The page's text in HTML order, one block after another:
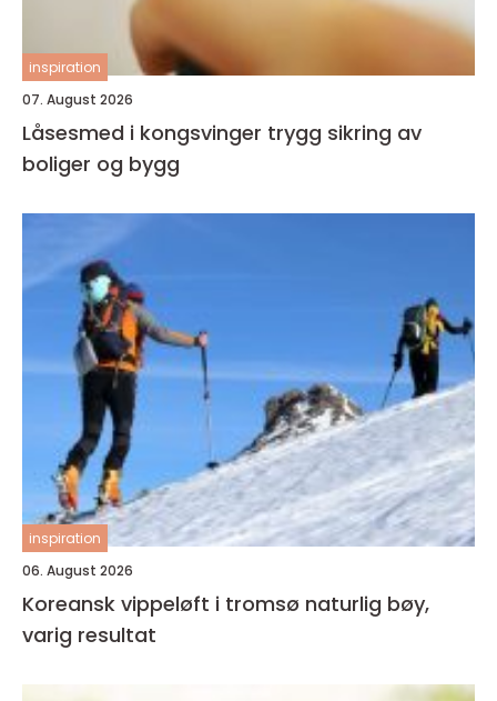
inspiration
07. August 2026
Låsesmed i kongsvinger trygg sikring av
boliger og bygg
inspiration
06. August 2026
Koreansk vippeløft i tromsø naturlig bøy,
varig resultat